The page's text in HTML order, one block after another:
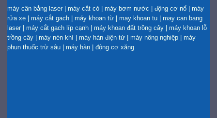
máy cân bằng laser | máy cắt cỏ | máy bơm nước | động cơ nổ | máy
rửa xe | máy cắt gạch | máy khoan từ | may khoan tu | may can bang
laser | máy cắt gạch líp cạnh | máy khoan đất trồng cây | máy khoan lỗ
trồng cây | máy nén khí | máy hàn điện tử | máy nông nghiệp | máy
phun thuốc trừ sâu | máy hàn | động cơ xăng